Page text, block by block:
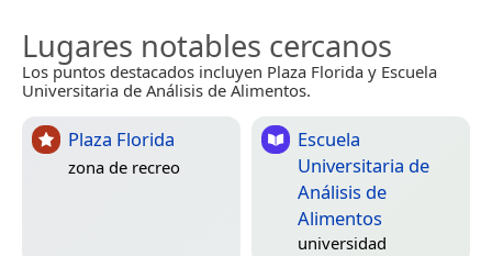
Lugares notables cercanos
Los puntos destacados incluyen Plaza Florida y Escuela
Universitaria de Análisis de Alimentos.
Plaza Florida
zona de recreo
Escuela
Universitaria de
Análisis de
Alimentos
universidad